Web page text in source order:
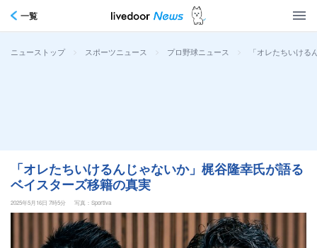
一覧
ニューストップ > スポーツニュース > プロ野球ニュース > 「オレたちいけ
「オレたちいけるんじゃないか」梶谷隆幸氏が語る
ベイスターズ移籍の真実
2025年5月16日 7時5分 写真：Sportiva